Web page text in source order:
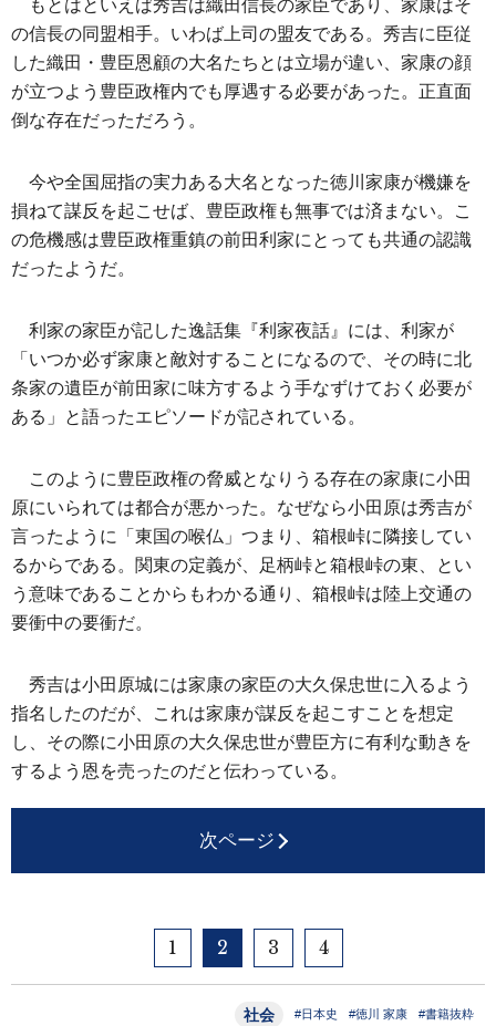
もとはといえば秀吉は織田信長の家臣であり、家康はそ
の信長の同盟相手。いわば上司の盟友である。秀吉に臣従
した織田・豊臣恩顧の大名たちとは立場が違い、家康の顔
が立つよう豊臣政権内でも厚遇する必要があった。正直面
倒な存在だっただろう。
今や全国屈指の実力ある大名となった徳川家康が機嫌を
損ねて謀反を起こせば、豊臣政権も無事では済まない。こ
の危機感は豊臣政権重鎮の前田利家にとっても共通の認識
だったようだ。
利家の家臣が記した逸話集『利家夜話』には、利家が
「いつか必ず家康と敵対することになるので、その時に北
条家の遺臣が前田家に味方するよう手なずけておく必要が
ある」と語ったエピソードが記されている。
このように豊臣政権の脅威となりうる存在の家康に小田
原にいられては都合が悪かった。なぜなら小田原は秀吉が
言ったように「東国の喉仏」つまり、箱根峠に隣接してい
るからである。関東の定義が、足柄峠と箱根峠の東、とい
う意味であることからもわかる通り、箱根峠は陸上交通の
要衝中の要衝だ。
秀吉は小田原城には家康の家臣の大久保忠世に入るよう
指名したのだが、これは家康が謀反を起こすことを想定
し、その際に小田原の大久保忠世が豊臣方に有利な動きを
するよう恩を売ったのだと伝わっている。
次ページ
1 2 3 4
社会 #日本史 #徳川 家康 #書籍抜粋